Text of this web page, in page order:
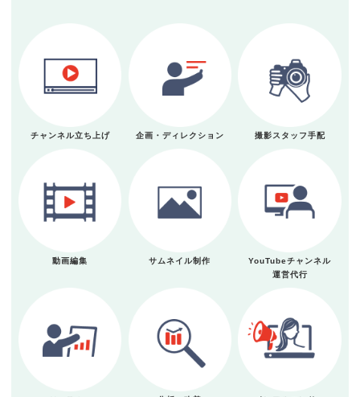
チャンネル立ち上げ 企画・ディレクション 撮影スタッフ手配
動画編集 サムネイル制作
YouTubeチャンネル
運営代行